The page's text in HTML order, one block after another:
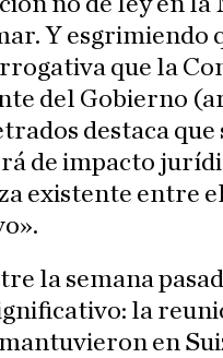
Y esgrimiendo
que la
del Gobierno
destaca
de impacto
existente entre
la semana
la
en